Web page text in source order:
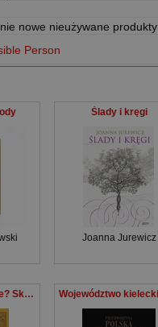
nowe nieużywane produkty
Person
Ślady i kręgi
Joanna Jurewicz
Genialnie zmyślone? Skarby, fałszerstwa, mistyfikacje